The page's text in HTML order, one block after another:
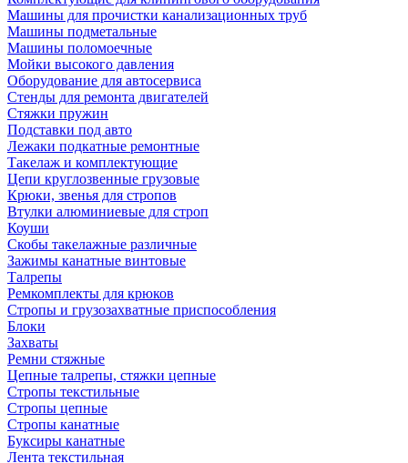
Машины для прочистки канализационных труб
Машины подметальные
Машины поломоечные
Мойки высокого давления
Оборудование для автосервиса
Стенды для ремонта двигателей
Стяжки пружин
Подставки под авто
Лежаки подкатные ремонтные
Такелаж и комплектующие
Цепи круглозвенные грузовые
Крюки, звенья для стропов
Втулки алюминиевые для строп
Коуши
Скобы такелажные различные
Зажимы канатные винтовые
Талрепы
Ремкомплекты для крюков
Стропы и грузозахватные приспособления
Блоки
Захваты
Ремни стяжные
Цепные талрепы, стяжки цепные
Стропы текстильные
Стропы цепные
Стропы канатные
Буксиры канатные
Лента текстильная